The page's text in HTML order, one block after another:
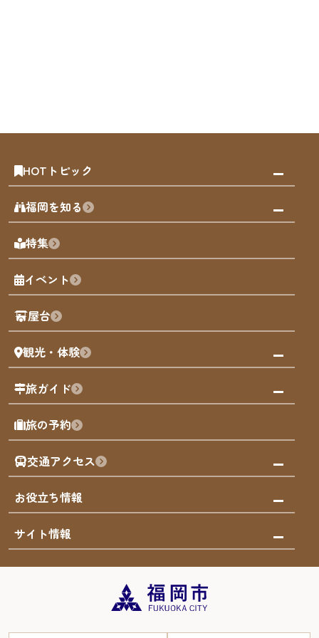
HOTトピック
みんなの旅行記
天神エリア
博多旧市街
福岡城
歴史・文化
福岡を知る
福岡の見どころ
福岡の魅力
観光カレンダー
観光PR動画
まち歩き
福岡グルメ
福岡を楽しむ
福岡のアート
福岡のナイトタイム
福岡の歴史・文化
サステナブルツーリズム
福岡検定
よかなび音声ガイド
特集
イベント
屋台
観光・体験
観る・遊ぶ
屋台
買う
体験
泊まる
旅ガイド
モデルコース
AIおまかせコース
オリジナルプラン
みんなの旅行記
旅の予約
交通アクセス
市内交通ガイド
お得なチケット
お役立ち情報
お知らせ
災害情報
サイト情報
まち歩き・体験プログラム掲載申込